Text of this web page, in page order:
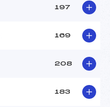
197
169
208
183